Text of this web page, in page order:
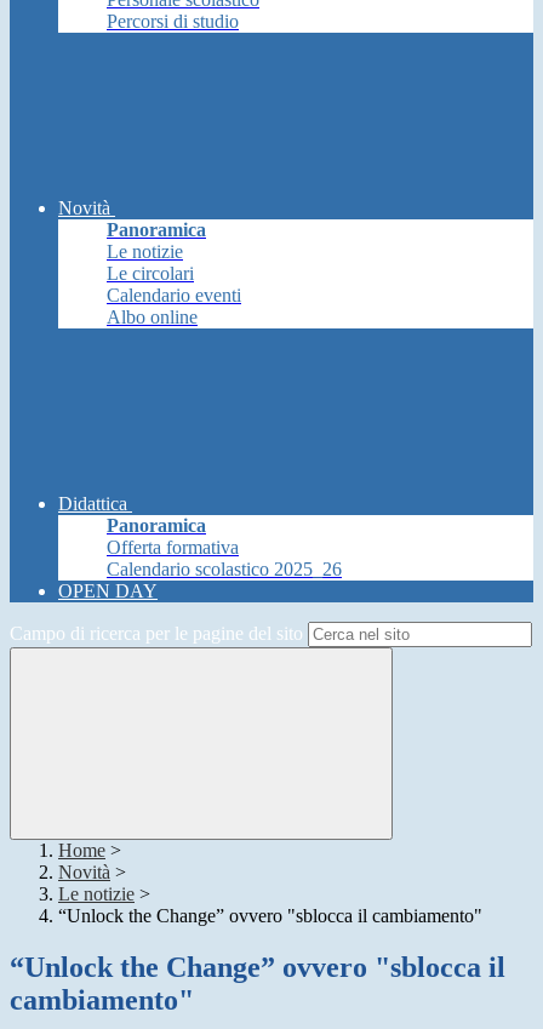
Percorsi di studio
Novità
Panoramica
Le notizie
Le circolari
Calendario eventi
Albo online
Didattica
Panoramica
Offerta formativa
Calendario scolastico 2025_26
OPEN DAY
Campo di ricerca per le pagine del sito
Home >
Novità >
Le notizie >
“Unlock the Change” ovvero "sblocca il cambiamento"
“Unlock the Change” ovvero "sblocca il
cambiamento"